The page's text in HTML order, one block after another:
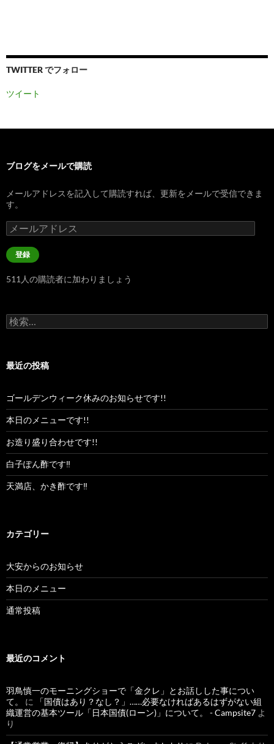
TWITTER でフォロー
ツイート
ブログをメールで購読
メールアドレスを記入して購読すれば、更新をメールで受信できま
す。
メ
ー
ル
ア
レ
登録
511人の購読者に加わりましょう
検
索:
最近の投稿
ゴールデンウィーク休みのお知らせです!!
本日のメニューです!!
お造り盛り合わせです!!
白子ぽん酢です‼︎
天満店、かき酢です‼︎
カテゴリー
大安からのお知らせ
本日のメニュー
通常投稿
最近のコメント
羽鳥慎一のモーニングショーで「金クレ」とお話しした事につい
て。
に
「国債はあり？なし？」……必要なければあるはずがない組
織運営の基本ツール「日本国債(ローン)」について。 - Campsite7 よ
り